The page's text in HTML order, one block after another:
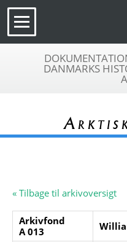
DANMARKS
« Tilbage til arkivoversigt
Arkivfond
A 013